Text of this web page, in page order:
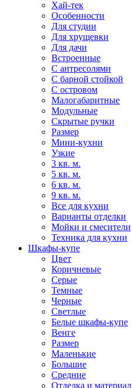
Хай-тек
Особенности
Для студии
Для хрущевки
Для дачи
Встроенные
С антресолями
С барной стойкой
С островом
Малогабаритные
Модульные
Скрытые ручки
Размер
Мини-кухни
Узкие
3 кв. м.
5 кв. м.
6 кв. м.
9 кв. м.
Все для кухни
Варианты отделки
Мойки и смесители
Техника для кухни
Шкафы-купе
Цвет
Коричневые
Серые
Темные
Черные
Светлые
Белые шкафы-купе
Венге
Размер
Маленькие
Большие
Средние
Отделка и материал